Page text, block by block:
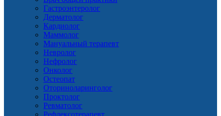
Гастроэнтеролог
Дерматолог
Кардиолог
Маммолог
Мануальный терапевт
Невролог
Нефролог
Онколог
Остеопат
Оториноларинголог
Проктолог
Ревматолог
Рефлексотерапевт